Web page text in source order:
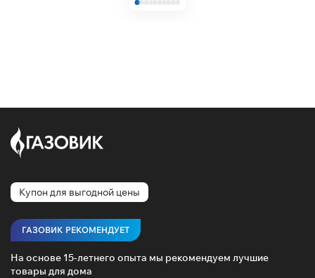
Купон для выгодной цены
ГАЗОВИК РЕКОМЕНДУЕТ
На основе 15-летнего опыта мы рекомендуем лучшие
товары для дома